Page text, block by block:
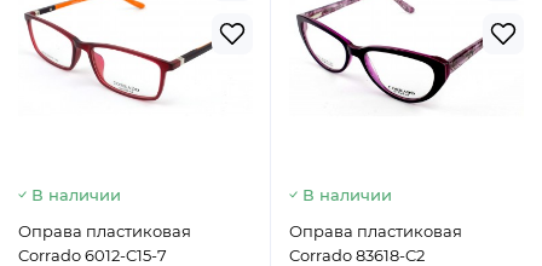
В наличии
Оправа пластиковая
Corrado 6012-C15-7
В наличии
Оправа пластиковая
Corrado 83618-C2